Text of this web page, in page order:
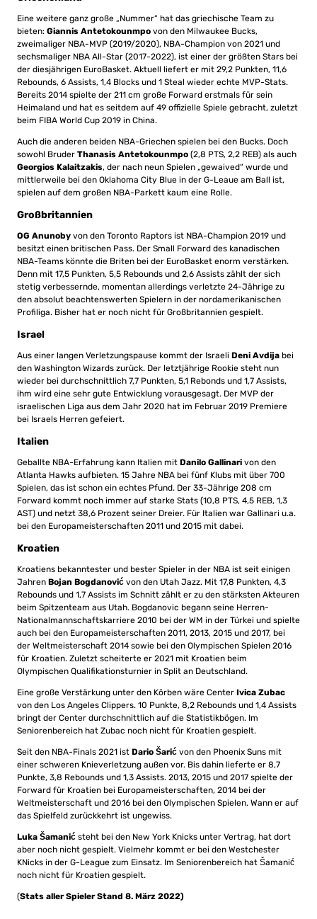
Eine weitere ganz große „Nummer“ hat das griechische Team zu
bieten: Giannis Antetokounmpo von den Milwaukee Bucks,
zweimaliger NBA-MVP (2019/2020), NBA-Champion von 2021 und
sechsmaliger NBA All-Star (2017-2022), ist einer der größten Stars bei
der diesjährigen EuroBasket. Aktuell liefert er mit 29,2 Punkten, 11,6
Rebounds, 6 Assists, 1,4 Blocks und 1 Steal wieder echte MVP-Stats.
Bereits 2014 spielte der 211 cm große Forward erstmals für sein
Heimaland und hat es seitdem auf 49 offizielle Spiele gebracht, zuletzt
beim FIBA World Cup 2019 in China.
Auch die anderen beiden NBA-Griechen spielen bei den Bucks. Doch
sowohl Bruder Thanasis Antetokounmpo (2,8 PTS, 2,2 REB) als auch
Georgios Kalaitzakis, der nach neun Spielen „gewaived“ wurde und
mittlerweile bei den Oklahoma City Blue in der G-Leaue am Ball ist,
spielen auf dem großen NBA-Parkett kaum eine Rolle.
Großbritannien
OG Anunoby von den Toronto Raptors ist NBA-Champion 2019 und
besitzt einen britischen Pass. Der Small Forward des kanadischen
NBA-Teams könnte die Briten bei der EuroBasket enorm verstärken.
Denn mit 17,5 Punkten, 5,5 Rebounds und 2,6 Assists zählt der sich
stetig verbessernde, momentan allerdings verletzte 24-Jährige zu
den absolut beachtenswerten Spielern in der nordamerikanischen
Profiliga. Bisher hat er noch nicht für Großbritannien gespielt.
Israel
Aus einer langen Verletzungspause kommt der Israeli Deni Avdija bei
den Washington Wizards zurück. Der letztjährige Rookie steht nun
wieder bei durchschnittlich 7,7 Punkten, 5,1 Rebonds und 1,7 Assists,
ihm wird eine sehr gute Entwicklung vorausgesagt. Der MVP der
israelischen Liga aus dem Jahr 2020 hat im Februar 2019 Premiere
bei Israels Herren gefeiert.
Italien
Geballte NBA-Erfahrung kann Italien mit Danilo Gallinari von den
Atlanta Hawks aufbieten. 15 Jahre NBA bei fünf Klubs mit über 700
Spielen, das ist schon ein echtes Pfund. Der 33-Jährige 208 cm
Forward kommt noch immer auf starke Stats (10,8 PTS, 4,5 REB, 1,3
AST) und netzt 38,6 Prozent seiner Dreier. Für Italien war Gallinari u.a.
bei den Europameisterschaften 2011 und 2015 mit dabei.
Kroatien
Kroatiens bekanntester und bester Spieler in der NBA ist seit einigen
Jahren Bojan Bogdanović von den Utah Jazz. Mit 17,8 Punkten, 4,3
Rebounds und 1,7 Assists im Schnitt zählt er zu den stärksten Akteuren
beim Spitzenteam aus Utah. Bogdanovic begann seine Herren-
Nationalmannschaftskarriere 2010 bei der WM in der Türkei und spielte
auch bei den Europameisterschaften 2011, 2013, 2015 und 2017, bei
der Weltmeisterschaft 2014 sowie bei den Olympischen Spielen 2016
für Kroatien. Zuletzt scheiterte er 2021 mit Kroatien beim
Olympischen Qualifikationsturnier in Split an Deutschland.
Eine große Verstärkung unter den Körben wäre Center Ivica Zubac
von den Los Angeles Clippers. 10 Punkte, 8,2 Rebounds und 1,4 Assists
bringt der Center durchschnittlich auf die Statistikbögen. Im
Seniorenbereich hat Zubac noch nicht für Kroatien gespielt.
Seit den NBA-Finals 2021 ist Dario Šarić von den Phoenix Suns mit
einer schweren Knieverletzung außen vor. Bis dahin lieferte er 8,7
Punkte, 3,8 Rebounds und 1,3 Assists. 2013, 2015 und 2017 spielte der
Forward für Kroatien bei Europameisterschaften, 2014 bei der
Weltmeisterschaft und 2016 bei den Olympischen Spielen. Wann er auf
das Spielfeld zurückkehrt ist ungewiss.
Luka Šamanić steht bei den New York Knicks unter Vertrag, hat dort
aber noch nicht gespielt. Vielmehr kommt er bei den Westchester
KNicks in der G-League zum Einsatz. Im Seniorenbereich hat Šamanić
noch nicht für Kroatien gespielt.
(Stats aller Spieler Stand 8. März 2022)